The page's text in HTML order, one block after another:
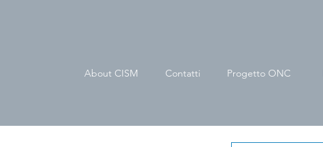
About CISM Contatti Progetto ONC